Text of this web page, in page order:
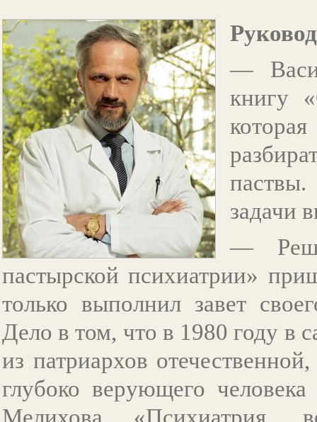
—
книгу
задачи
—
пастырской психиатрии»
только выполнил завет
Дело в том, что в 1980 году в
из патриархов
глубоко верующего
Мелихова